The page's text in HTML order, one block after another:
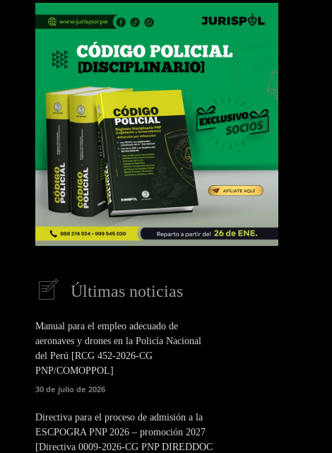
Últimas noticias
Manual para el empleo adecuado de
aeronaves y drones en la Policía Nacional
del Perú [RCG 452-2026-CG
PNP/COMOPPOL]
30 de julio de 2026
Directiva para el proceso de admisión a la
ESCPOGRA PNP 2026 – promoción 2027
[Directiva 0009-2026-CG PNP DIREDDOC